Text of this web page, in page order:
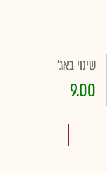
שינוי באג'
9.00